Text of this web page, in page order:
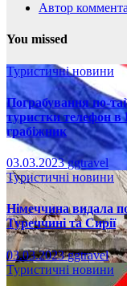
Автор
You missed
Туристичні новини
Пограбування по-
туристки телефон в
грабіжник
03.03.2023ggtravel
Туристичні новини
Німеччина видала
Туреччині та Сирії
03.03.2023ggtravel
Туристичні новини